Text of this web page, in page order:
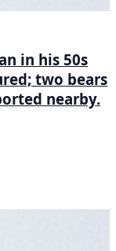
in his 50s
two bears
nearby.